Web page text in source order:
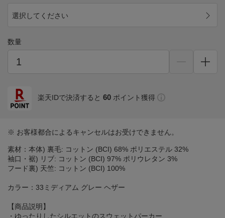
選択してください
数量
楽天IDで決済すると 60 ポイント獲得
※ お客様都合によるキャンセルはお受けできません。
素材：本体) 裏毛: コットン (BCI) 68% ポリエステル 32%
袖口・裾) リブ: コットン (BCI) 97% ポリウレタン 3%
フード裏) 天竺: コットン (BCI) 100%
カラー：33ミディアム グレー ヘザー
【商品説明】
・ゆったりしたシルエットのスウェットパーカー